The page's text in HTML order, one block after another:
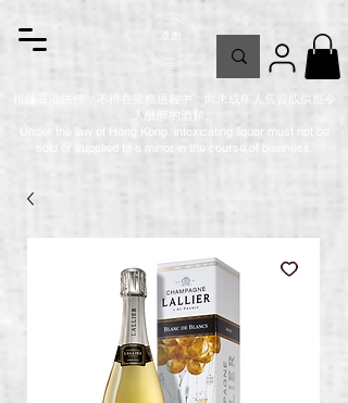
根據香港法律，不得在業務過程中，向未成年人售賣或供應令
人醺醉的酒類。
Under the law of Hong Kong, intoxicating liquor must not be
sold or supplied to a minor in the course of business.